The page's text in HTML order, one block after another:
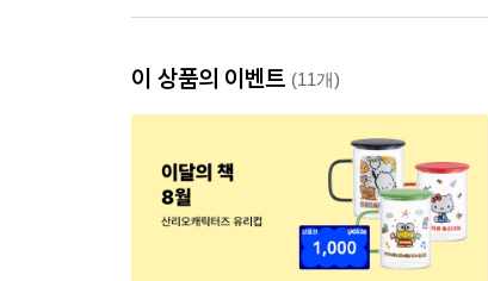
이 상품의 이벤트 (11개)